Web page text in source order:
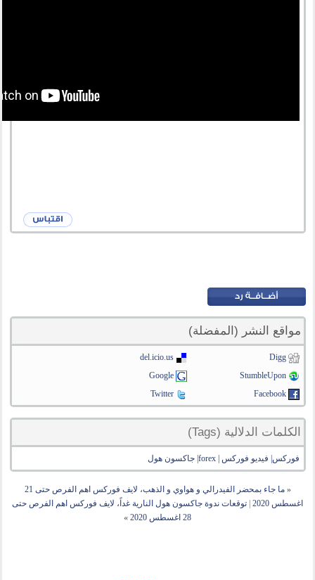
مواقع النشر (المفضلة)
Digg
del.icio.us
StumbleUpon
Google
Facebook
Twitter
الكلمات الدلالية (Tags)
فوركس| فيديو فوركس | forex| جاكسون هول
«
ما جاء بمحضر الفيدرالي و هواوي و الذهب، لايف فوركس اهم الفرص حتى 21
اغسطس 2020
توقعات ندوة جاكسون هول النارية غداً، لايف فوركس اهم الفرص حتى
28 اغسطس 2020
»